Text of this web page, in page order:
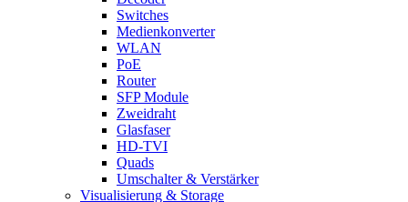
Switches
Medienkonverter
WLAN
PoE
Router
SFP Module
Zweidraht
Glasfaser
HD-TVI
Quads
Umschalter & Verstärker
Visualisierung & Storage